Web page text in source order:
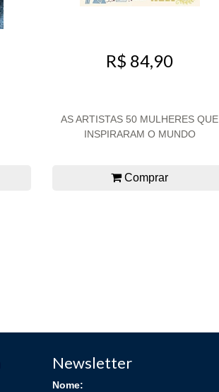
R$ 84,90
AS ARTISTAS 50 MULHERES QUE
INSPIRARAM O MUNDO
Comprar
Newsletter
Nome: